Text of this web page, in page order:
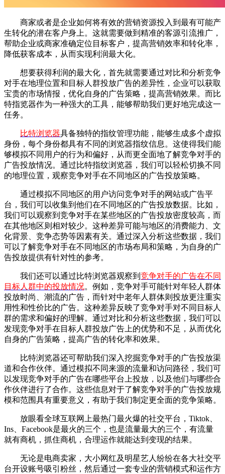
商家或者是企业如何将有效的营销资源投入到最有可能产
生转化的潜在客户身上。这就需要做到精准的客源引流推广，
帮助企业或商家准确定位目标客户，提高营销效率和转化率，
降低获客成本，从而实现利润最大化。
想要获得利润的最大化，首先就需要通过对比和分析竞争
对手在地理位置和目标人群投放广告的差异性，企业可以获取
宝贵的市场情报，优化自身的广告策略，提高营销效果。而比
特指览器作为一种强大的工具，能够帮助我们更好地完成这一
任务。
比特浏览器具备独特的指纹管理功能，能够生成多个虚拟
身份，每个身份都具有不同的浏览器指纹信息。这使得我们能
够模拟不同用户的行为和偏好，从而更全面地了解竞争对手的
广告投放情况。通过比特指纹浏览器，我们可以轻松切换不同
的地理位置，观察竞争对手在不同地区的广告投放策略。
通过模拟不同地区的用户访问竞争对手的网站或广告平
台，我们可以收集到他们在不同地区的广告投放数据。比如，
我们可以观察到竞争对手在某些地区的广告投放密度较高，而
在其他地区则相对较少。这种差异可能与地区的消费能力、文
化背景、竞争态势等因素有关。通过深入分析这些数据，我们
可以了解竞争对手在不同地区的市场布局和策略，为自身的广
告投放提供有针对性的参考。
我们还可以通过比特浏览器观察到 竞争对手的广告在不同
目标人群中的投放情况。例如，竞争对手可能针对年轻人群体
投放时尚、潮流的广告，而针对中老年人群体则投放更注重实
用性和性价比的广告。这种差异反映了竞争对手对不同目标人
群的需求和偏好的理解。通过对比和分析这些数据，我们可以
发现竞争对手在目标人群投放广告上的优势和不足，从而优化
自身的广告策略，提高广告的转化率和效果。
比特浏览器还可帮助我们深入挖掘竞争对手的广告投放渠
道和合作伙伴。通过模拟不同来源的流量和访问路径，我们可
以发现竞争对手的广告在哪些平台上投放，以及他们与哪些合
作伙伴进行了合作。这些信息对于了解竞争对手的广告投放规
模和范围具有重要意义，有助于我们制定更全面的竞争策略。
放眼看全球互联网上最热门最火爆的社交平台，Tiktok、
Ins、Facebook是最火的三个，也是流量最大的三个，有流量
就有商机，抓住商机，合理运作就能达到变现的结果。
无论是电商卖家，大小网红及明星艺人纷纷在各大社交平
台开设账号吸引粉丝，然后通过一套专业的营销模式和运作方